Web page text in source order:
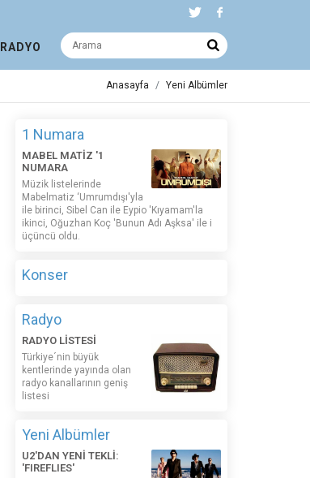
RADYO
Anasayfa Yeni Albümler
1 Numara
MABEL MATİZ '1
NUMARA
Müzik listelerinde
Mabelmatiz ‘Umrumdışı'yla
ile birinci, Sibel Can ile Eypio 'Kıyamam'la
ikinci, Oğuzhan Koç 'Bunun Adı Aşksa' ile i
üçüncü oldu.
Konser
Radyo
RADYO LİSTESİ
Türkiye´nin büyük
kentlerinde yayında olan
radyo kanallarının geniş
listesi
Yeni Albümler
U2'DAN YENİ TEKLİ:
'FIREFLIES'